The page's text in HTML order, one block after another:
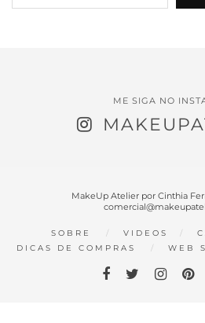
ME SIGA NO
MakeUp Atelier por Cinthia
SOBRE VIDEOS
DICAS DE COMPRAS
WEB